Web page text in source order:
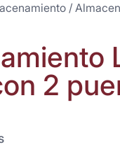
/
2